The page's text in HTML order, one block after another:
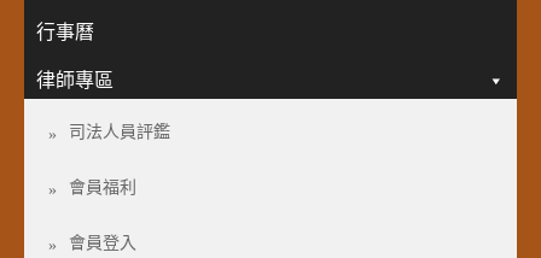
行事曆
律師專區
司法人員評鑑
會員福利
會員登入